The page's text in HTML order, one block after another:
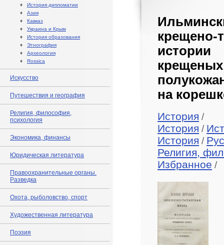
♦ История дипломатии
♦ Азия
♦ Кавказ
♦ Украина и Крым
♦ История образования
♦ Этнография
♦ Археология
♦ Rossica
Искусство
Путешествия и география
Религия, философия,
психология
Экономика, финансы
Юридическая литература
Правоохранительные органы.
Разведка
Охота, рыболовство, спорт
Художественная литература
Поэзия
на
История /
История /
История /
Религия,
Избранное /